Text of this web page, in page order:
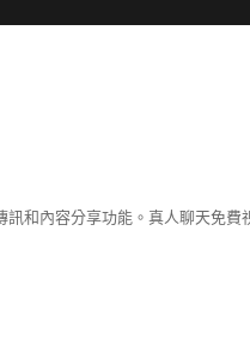
和內容分享功能。真人聊天免